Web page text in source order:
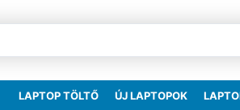
LAPTOP TÖLTŐ ÚJ LAPTOPOK